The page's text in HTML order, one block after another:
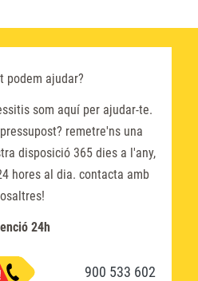
podem ajudar?
som aquí per ajudar-te.
remetre'ns una
disposició 365 dies a l'any,
hores al dia. contacta amb
24h
900 533 602